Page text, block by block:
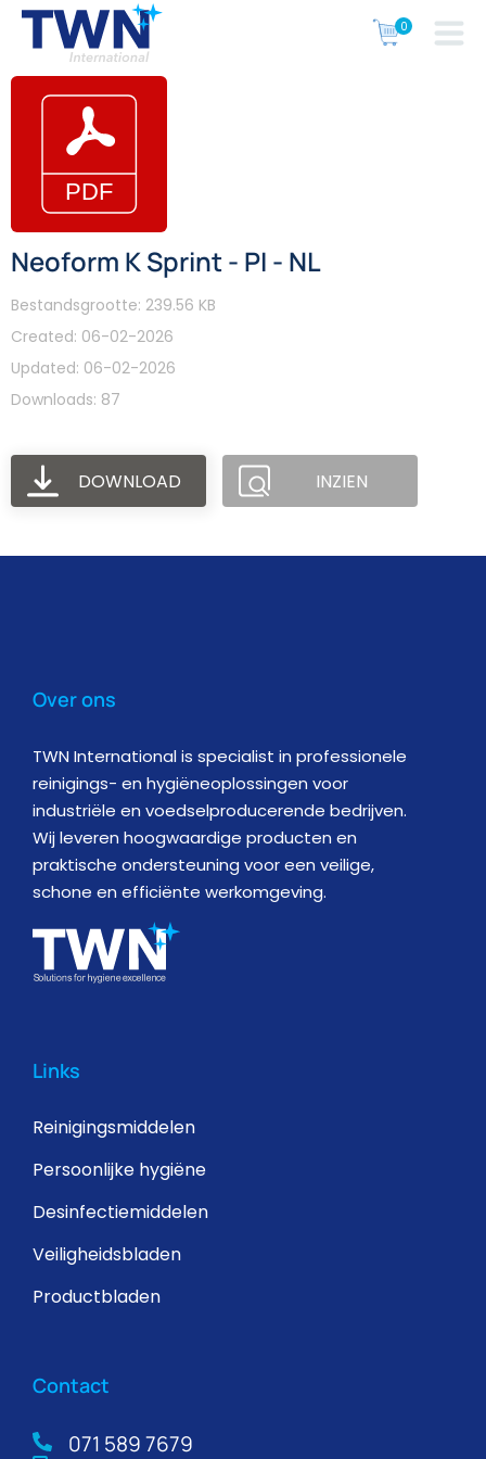
Neoform K Sprint - PI - NL
Bestandsgrootte: 239.56 KB
Created: 06-02-2026
Updated: 06-02-2026
Downloads: 87
DOWNLOAD INZIEN
Over ons
TWN International is specialist in professionele
reinigings- en hygiëneoplossingen voor
industriële en voedselproducerende bedrijven.
Wij leveren hoogwaardige producten en
praktische ondersteuning voor een veilige,
schone en efficiënte werkomgeving.
Links
Reinigingsmiddelen
Persoonlijke hygiëne
Desinfectiemiddelen
Veiligheidsbladen
Productbladen
Contact
071 589 7679